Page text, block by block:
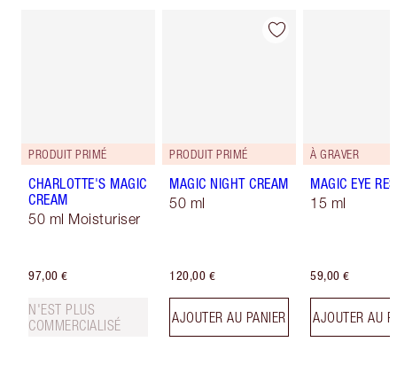
PRODUIT PRIMÉ
CHARLOTTE'S MAGIC
CREAM
50 ml Moisturiser
97,00 €
N'EST PLUS
COMMERCIALISÉ
PRODUIT PRIMÉ
MAGIC NIGHT CREAM
50 ml
120,00 €
AJOUTER AU PANIER
À GRAVER
MAGIC EYE
15 ml
59,00 €
AJOUTER AU